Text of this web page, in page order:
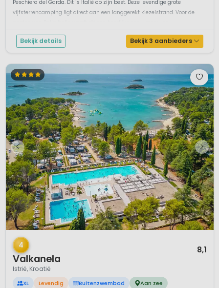
Peschiera del Garda. Dit is Italië op zijn best. Deze levendige grote
vijfsterrencamping ligt direct aan een langgerekt kiezelstrand. Voor de
Bekijk details Bekijk 3 aanbieders
1 / 12
4
Valkanela
8,1
Istrië, Kroatië
XL Levendig Buitenzwembad Aan zee